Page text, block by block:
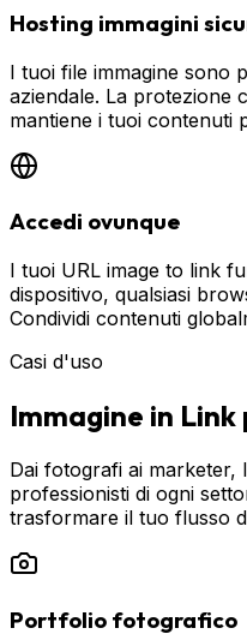
Hosting immagini
I tuoi file immagine sono
aziendale. La protezione
mantiene i tuoi contenuti
Accedi ovunque
I tuoi URL image to link
dispositivo, qualsiasi
Condividi contenuti
Casi d'uso
Immagine in
Dai fotografi ai marketer,
professionisti di ogni
trasformare il tuo flusso
Portfolio fotografico